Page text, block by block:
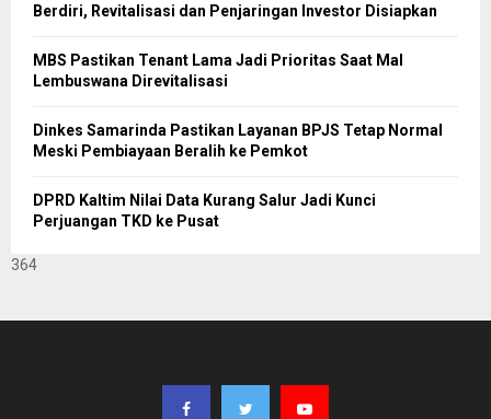
Berdiri, Revitalisasi dan Penjaringan Investor Disiapkan
MBS Pastikan Tenant Lama Jadi Prioritas Saat Mal
Lembuswana Direvitalisasi
Dinkes Samarinda Pastikan Layanan BPJS Tetap Normal
Meski Pembiayaan Beralih ke Pemkot
DPRD Kaltim Nilai Data Kurang Salur Jadi Kunci
Perjuangan TKD ke Pusat
364